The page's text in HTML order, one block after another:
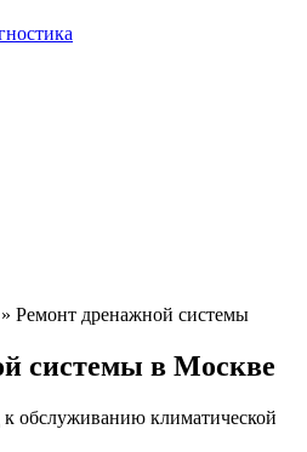
» Ремонт дренажной системы
системы в Москве
обслуживанию климатической